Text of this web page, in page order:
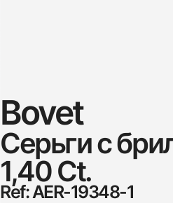
Bovet
Серьги с
1,40 Ct.
Ref: AER-19348-1